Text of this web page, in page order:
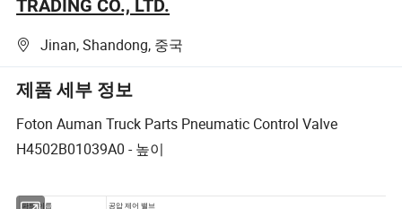
TRADING CO., LTD.
Jinan, Shandong, 중국
제품 세부 정보
Foton Auman Truck Parts Pneumatic Control Valve
H4502B01039A0 - 높이